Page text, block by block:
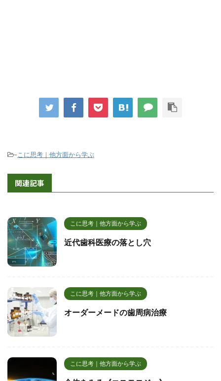
- こに思考｜他方面から学ぶ
関連記事
こに思考｜他方面から学ぶ
近代歯科医療の落とし穴
こに思考｜他方面から学ぶ
オーダーメードの歯周病治療
こに思考｜他方面から学ぶ